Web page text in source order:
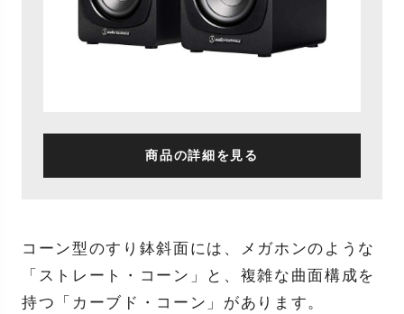
商品の詳細を見る
コーン型のすり鉢斜面には、メガホンのような
「ストレート・コーン」と、複雑な曲面構成を
持つ「カーブド・コーン」があります。